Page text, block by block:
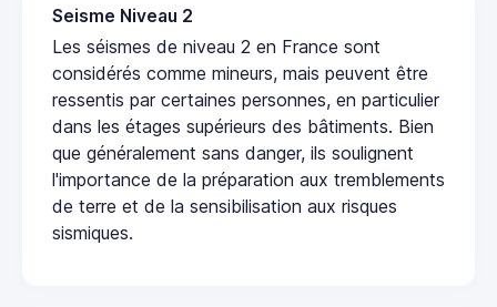
Seisme Niveau 2
Les séismes de niveau 2 en France sont
considérés comme mineurs, mais peuvent être
ressentis par certaines personnes, en particulier
dans les étages supérieurs des bâtiments. Bien
que généralement sans danger, ils soulignent
l'importance de la préparation aux tremblements
de terre et de la sensibilisation aux risques
sismiques.